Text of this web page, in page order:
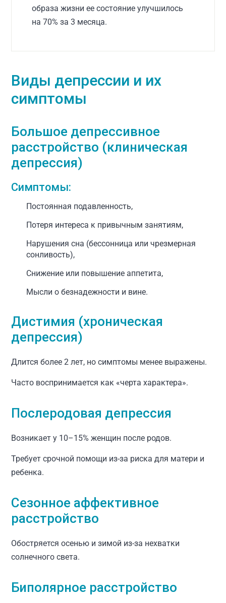
образа жизни ее состояние улучшилось
на 70% за 3 месяца.
Виды депрессии и их
симптомы
Большое депрессивное
расстройство (клиническая
депрессия)
Симптомы:
Постоянная подавленность,
Потеря интереса к привычным занятиям,
Нарушения сна (бессонница или чрезмерная
сонливость),
Снижение или повышение аппетита,
Мысли о безнадежности и вине.
Дистимия (хроническая
депрессия)
Длится более 2 лет, но симптомы менее выражены.
Часто воспринимается как «черта характера».
Послеродовая депрессия
Возникает у 10–15% женщин после родов.
Требует срочной помощи из-за риска для матери и
ребенка.
Сезонное аффективное
расстройство
Обостряется осенью и зимой из-за нехватки
солнечного света.
Биполярное расстройство